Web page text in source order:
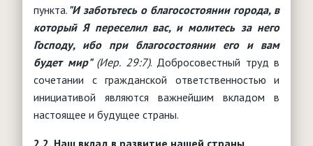
пункта. "И заботьтесь о благосостоянии города, в
который Я переселил вас, и молитесь за него
Господу, ибо при благосостоянии его и вам
будет мир" (Иер. 29:7). Добросовестный труд в
сочетании с гражданской ответственностью и
инициативой являются важнейшим вкладом в
настоящее и будущее страны.
2.2. Наш вклад в развитие нашей страны